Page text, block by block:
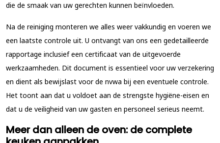
die de smaak van uw gerechten kunnen beïnvloeden.
Na de reiniging monteren we alles weer vakkundig en voeren we
een laatste controle uit. U ontvangt van ons een gedetailleerde
rapportage inclusief een certificaat van de uitgevoerde
werkzaamheden. Dit document is essentieel voor uw verzekering
en dient als bewijslast voor de nvwa bij een eventuele controle.
Het toont aan dat u voldoet aan de strengste hygiëne-eisen en
dat u de veiligheid van uw gasten en personeel serieus neemt.
Meer dan alleen de oven: de complete